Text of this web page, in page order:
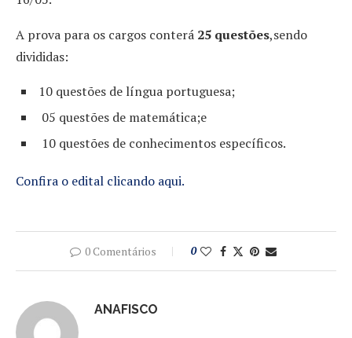
A prova para os cargos conterá 25 questões,sendo
divididas:
10 questões de língua portuguesa;
05 questões de matemática;e
10 questões de conhecimentos específicos.
Confira o edital clicando aqui.
0 Comentários 0
ANAFISCO